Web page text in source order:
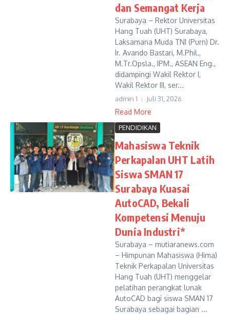
dan Semangat Kerja
Surabaya – Rektor Universitas
Hang Tuah (UHT) Surabaya,
Laksamana Muda TNI (Purn) Dr.
Ir. Avando Bastari, M.Phil.,
M.Tr.Opsla., IPM., ASEAN Eng.,
didampingi Wakil Rektor I,
Wakil Rektor III, ser...
admin 1 Juli 31, 2026
Read More
PENDIDIKAN
Mahasiswa Teknik
Perkapalan UHT Latih
Siswa SMAN 17
Surabaya Kuasai
AutoCAD, Bekali
Kompetensi Menuju
Dunia Industri*
Surabaya – mutiaranews.com
– Himpunan Mahasiswa (Hima)
Teknik Perkapalan Universitas
Hang Tuah (UHT) menggelar
pelatihan perangkat lunak
AutoCAD bagi siswa SMAN 17
Surabaya sebagai bagian ...